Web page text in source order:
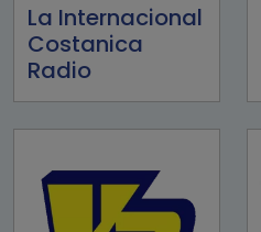
La Internacional
Costanica
Radio